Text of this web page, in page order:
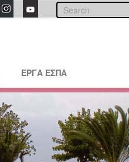
ΕΡΓΑ ΕΣΠΑ